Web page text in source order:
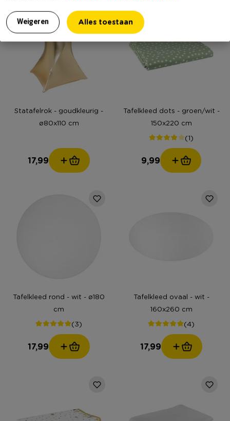
Weigeren Alles toestaan
Statafelrok - goudkleurig -
ø80x110 cm
17,99
Tafelkleed dots - groen/wit -
150x220 cm
(1)
9,99
Tafelkleed rond - wit - ø180
cm
(3)
17,99
Tafelkleed ovaal - wit -
160x260 cm
(4)
17,99